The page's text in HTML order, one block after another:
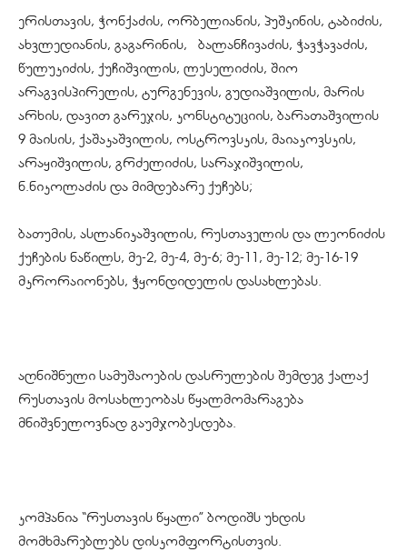
ერისთავის, ჭონქაძის, ორბელიანის, პუშკინის, ტაბიძის,
ახვლედიანის, გაგარინის, ბალანჩივაძის, ჭავჭავაძის,
წულუკიძის, ქუჩიშვილის, ლესელიძის, შიო
არაგვისპირელის, ტურგენევის, გუდიაშვილის, მარის
არხის, დავით გარეჯის, კონსტიტუციის, ბარათაშვილის
9 მაისის, ქაშაკაშვილის, ოსტროვსკის, მაიაკოვსკის,
არაყიშვილის, გრძელიძის, სარაჯიშვილის,
ნ.ნიკოლაძის და მიმდებარე ქუჩებს;
ბათუმის, ასლანიკაშვილის, რუსთაველის და ლეონიძის
ქუჩების ნაწილს, მე-2, მე-4, მე-6; მე-11, მე-12; მე-16-19
მკრორაიონებს, ჭყონდიდელის დასახლებას.
აღნიშნული სამუშაოების დასრულების შემდეგ ქალაქ
რუსთავის მოსახლეობას წყალმომარაგება
მნიშვნელოვნად გაუმჯობესდება.
კომპანია “რუსთავის წყალი” ბოდიშს უხდის
მომხმარებლებს დისკომფორტისთვის.